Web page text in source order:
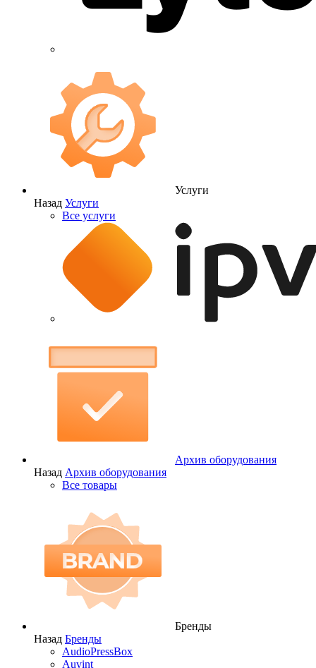
Услуги
Назад Услуги
Все услуги
Архив оборудования
Назад Архив оборудования
Все товары
Бренды
Назад Бренды
AudioPressBox
Auvint